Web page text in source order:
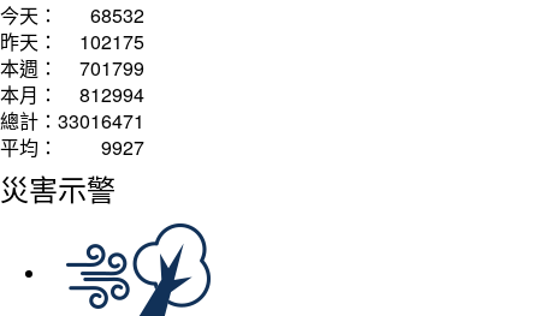
今天：
68532
昨天：
102175
本週：
701799
本月：
812994
總計： 33016471
平均：
9927
災害示警